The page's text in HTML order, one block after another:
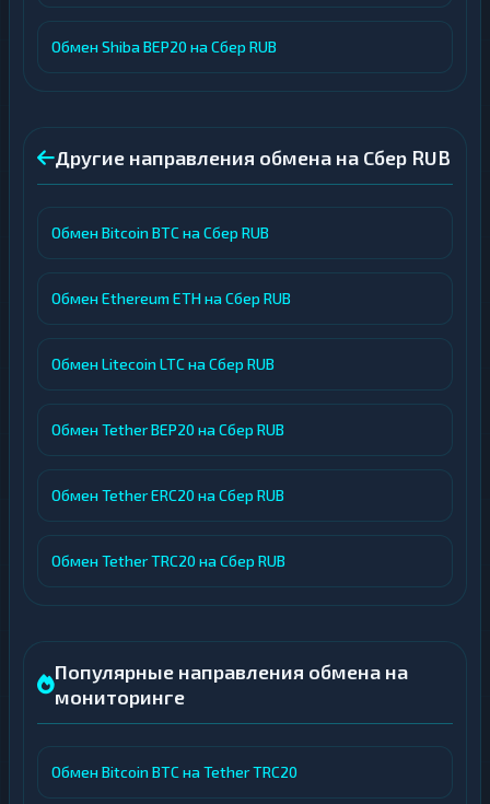
Обмен Shiba BEP20 на Сбер RUB
Другие направления обмена на Сбер RUB
Обмен Bitcoin BTC на Сбер RUB
Обмен Ethereum ETH на Сбер RUB
Обмен Litecoin LTC на Сбер RUB
Обмен Tether BEP20 на Сбер RUB
Обмен Tether ERC20 на Сбер RUB
Обмен Tether TRC20 на Сбер RUB
Популярные направления обмена на
мониторинге
Обмен Bitcoin BTC на Tether TRC20